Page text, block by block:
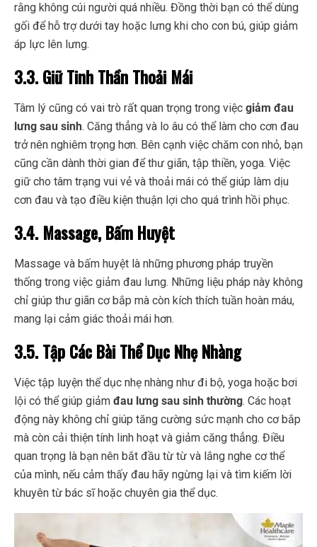
rằng không cúi người quá nhiều. Đồng thời bạn có thể dùng
gối để hỗ trợ dưới tay hoặc lưng khi cho con bú, giúp giảm
áp lực lên lưng.
3.3. Giữ Tinh Thần Thoải Mái
Tâm lý cũng có vai trò rất quan trọng trong việc giảm đau
lưng sau sinh. Căng thẳng và lo âu có thể làm cho cơn đau
trở nên nghiêm trọng hơn. Bên cạnh việc chăm con nhỏ, bạn
cũng cần dành thời gian để thư giãn, tập thiền, yoga. Việc
giữ cho tâm trạng vui vẻ và thoải mái có thể giúp làm dịu
cơn đau và tạo điều kiện thuận lợi cho quá trình hồi phục.
3.4. Massage, Bấm Huyệt
Massage và bấm huyệt là những phương pháp truyền
thống trong việc giảm đau lưng. Những liệu pháp này không
chỉ giúp thư giãn cơ bắp mà còn kích thích tuần hoàn máu,
mang lại cảm giác thoải mái hơn.
3.5. Tập Các Bài Thể Dục Nhẹ Nhàng
Việc tập luyện thể dục nhẹ nhàng như đi bộ, yoga hoặc bơi
lội có thể giúp giảm đau lưng sau sinh thường. Các hoạt
động này không chỉ giúp tăng cường sức mạnh cho cơ bắp
mà còn cải thiện tính linh hoạt và giảm căng thẳng. Điều
quan trọng là bạn nên bắt đầu từ từ và lắng nghe cơ thể
của mình, nếu cảm thấy đau hãy ngừng lại và tìm kiếm lời
khuyên từ bác sĩ hoặc chuyên gia thể dục.